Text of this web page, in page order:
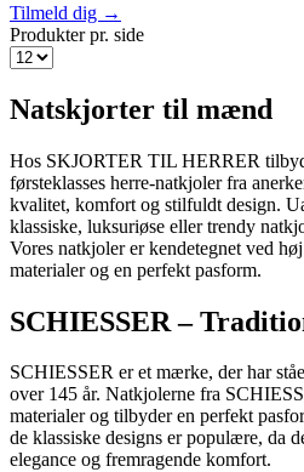
Tilmeld dig →
Produkter pr. side
Natskjorter til mænd
Hos SKJORTER TIL HERRER
førsteklasses herre-natkjoler fra
kvalitet, komfort og stilfuldt design.
klassiske, luksuriøse eller trendy
Vores natkjoler er kendetegnet ved
materialer og en perfekt pasform.
SCHIESSER –
SCHIESSER er et mærke, der har
over 145 år. Natkjolerne fra
materialer og tilbyder en perfekt
de klassiske designs er populære, da
elegance og fremragende komfort.